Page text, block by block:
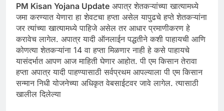
PM Kisan Yojana Update अपात्र शेतकऱ्यांच्या खात्यामध्ये
जमा करण्यात येणारा हा शेवटचा हप्ता असेल यापुढचे हप्ते शेतकऱ्यांना
जर त्यांच्या खात्यामध्ये पाहिजे असेल तर आधार प्रमाणीकरण हे
करावेच लागेल. अपात्र यादी ऑनलाईन पद्धतीने कशी पाहायची आणि
कोणत्या शेतकऱ्यांना 14 वा हप्ता मिळणार नाही हे कसे पाहायचे
यासंदर्भात आपण आज माहिती घेणार आहोत. पी एम किसान तेरावा
हप्ता अपात्र यादी पाहण्यासाठी सर्वप्रथम आपल्याला पी एम किसान
सन्मान निधी योजनेच्या अधिकृत वेबसाईटवर जावे लागेल. त्यासाठी
खालील दिलेल्या